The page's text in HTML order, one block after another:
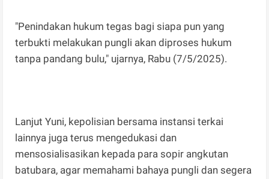
"Penindakan hukum tegas bagi siapa pun yang
terbukti melakukan pungli akan diproses hukum
tanpa pandang bulu," ujarnya, Rabu (7/5/2025).
Lanjut Yuni, kepolisian bersama instansi terkai
lainnya juga terus mengedukasi dan
mensosialisasikan kepada para sopir angkutan
batubara, agar memahami bahaya pungli dan segera